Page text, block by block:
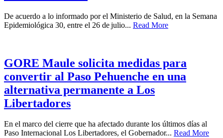
De acuerdo a lo informado por el Ministerio de Salud, en la Semana
Epidemiológica 30, entre el 26 de julio... Read More
GORE Maule solicita medidas para
convertir al Paso Pehuenche en una
alternativa permanente a Los
Libertadores
En el marco del cierre que ha afectado durante los últimos días al
Paso Internacional Los Libertadores, el Gobernador... Read More